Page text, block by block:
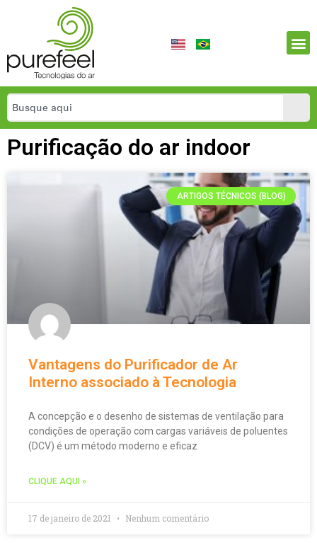
Purificação do ar indoor
ARTIGOS TÉCNICOS (BLOG)
Vantagens do Purificador de Ar
Interno associado à Tecnologia
A concepção e o desenho de sistemas de ventilação para
condições de operação com cargas variáveis de poluentes
(DCV) é um método moderno e eficaz
CLIQUE AQUI »
17 de janeiro de 2021 Nenhum comentário